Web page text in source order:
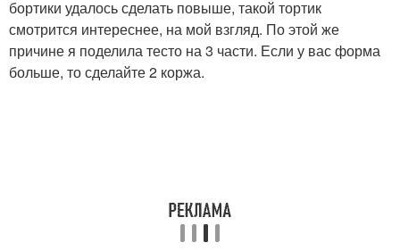
бортики удалось сделать повыше, такой тортик
смотрится интереснее, на мой взгляд. По этой же
причине я поделила тесто на 3 части. Если у вас форма
больше, то сделайте 2 коржа.